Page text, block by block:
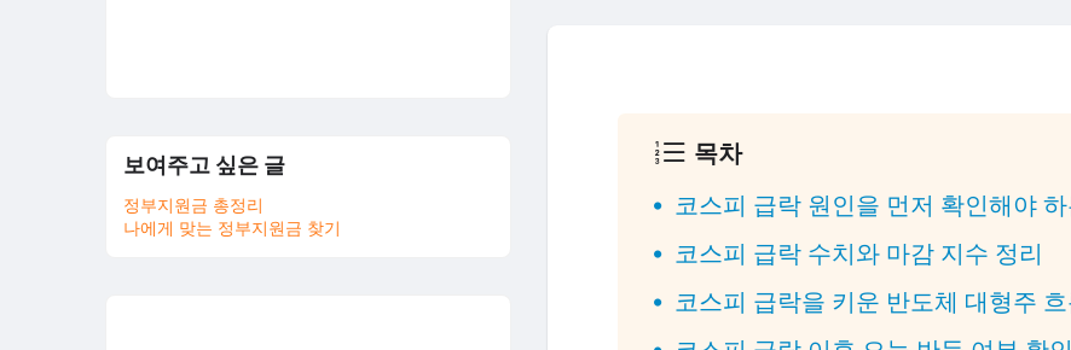
목차
코스피 급락 원인을 먼저 확인해야
코스피 급락 수치와 마감 지수 정리
코스피 급락을 키운 반도체 대형주
보여주고 싶은 글
정부지원금 총정리
나에게 맞는 정부지원금 찾기